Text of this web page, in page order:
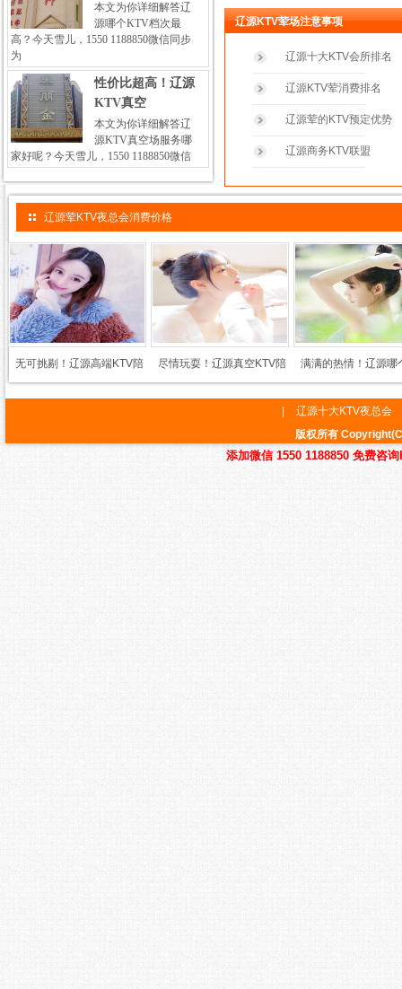
辽源荤KTV夜总会消费价格
无可挑剔！辽源高端KTV陪 尽情玩耍！辽源真空KTV陪 满满的热情！辽源哪
辽源KTV荤场注意事项
辽源十大KTV会所排名
辽源KTV荤消费排名
辽源荤的KTV预定优势
辽源商务KTV联盟
本文为你详细解答辽
源哪个KTV档次最
高？今天雪儿，1550 1188850微信同步
为
性价比超高！辽源
KTV真空
本文为你详细解答辽
源KTV真空场服务哪
家好呢？今天雪儿，1550 1188850微信
辽源十大KTV夜总会
版权所有
添加微信 1550 1188850 免费咨